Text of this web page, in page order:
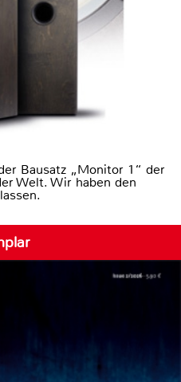
Bausatz „Monitor 1“ der
Welt. Wir haben den